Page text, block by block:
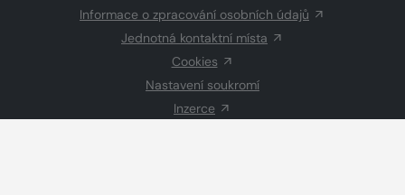
Informace o zpracování osobních údajů
Jednotná kontaktní místa
Cookies
Nastavení soukromí
Inzerce